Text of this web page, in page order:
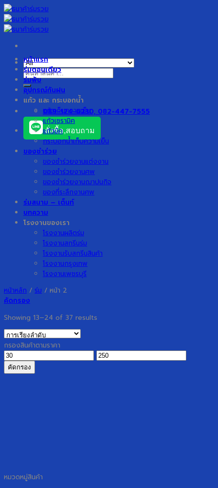
Skip
to
content
ค้นหา:
089-124-6230, 082-447-7555
สั่งซื้อ,สอบถาม
หน้าแรก
ร่มตอนเดียว
ร่มพับ
อุปกรณ์กันฝน
แก้ว และ กระบอกน้ำ
แก้วเก็บความเย็น
แก้วเซรามิค
แก้วมัค
กระบอกน้ำเก็บความเย็น
ของชำร่วย
ของชำร่วยงานแต่งงาน
ของชำร่วยงานศพ
ของชำร่วยงานฌาปนกิจ
ของที่ระลึกงานศพ
ร่มสนาม – เต็นท์
บทความ
โรงงานของเรา
โรงงานผลิตร่ม
โรงงานสกรีนร่ม
โรงงานรับสกรีนสินค้า
โรงงานกรุงเทพ
โรงงานเพชรบุรี
หน้าหลัก / ร่ม / หน้า 2
คัดกรอง
Showing 13–24 of 37 results
กรองสินค้าตามราคา
ราคา
ต่ำ
สุด
ราคา
คัดกรอง
หมวดหมู่สินค้า